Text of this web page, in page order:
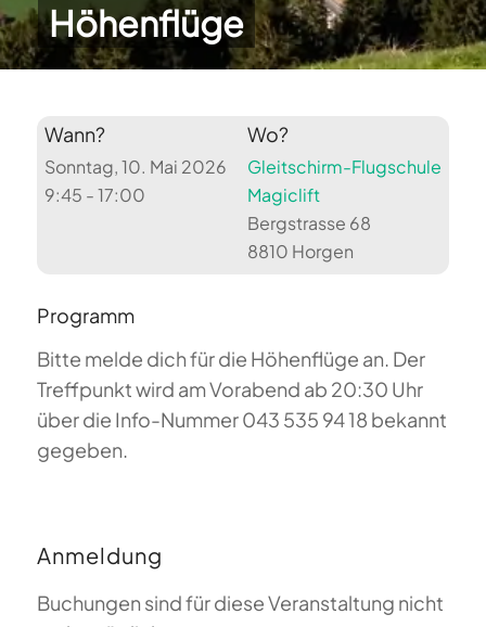
Höhenflüge
Wann?
Sonntag, 10. Mai 2026
9:45 - 17:00
Wo?
Gleitschirm-Flugschule
Magiclift
Bergstrasse 68
8810 Horgen
Programm
Bitte melde dich für die Höhenflüge an. Der
Treffpunkt wird am Vorabend ab 20:30 Uhr
über die Info-Nummer 043 535 94 18 bekannt
gegeben.
Anmeldung
Buchungen sind für diese Veranstaltung nicht